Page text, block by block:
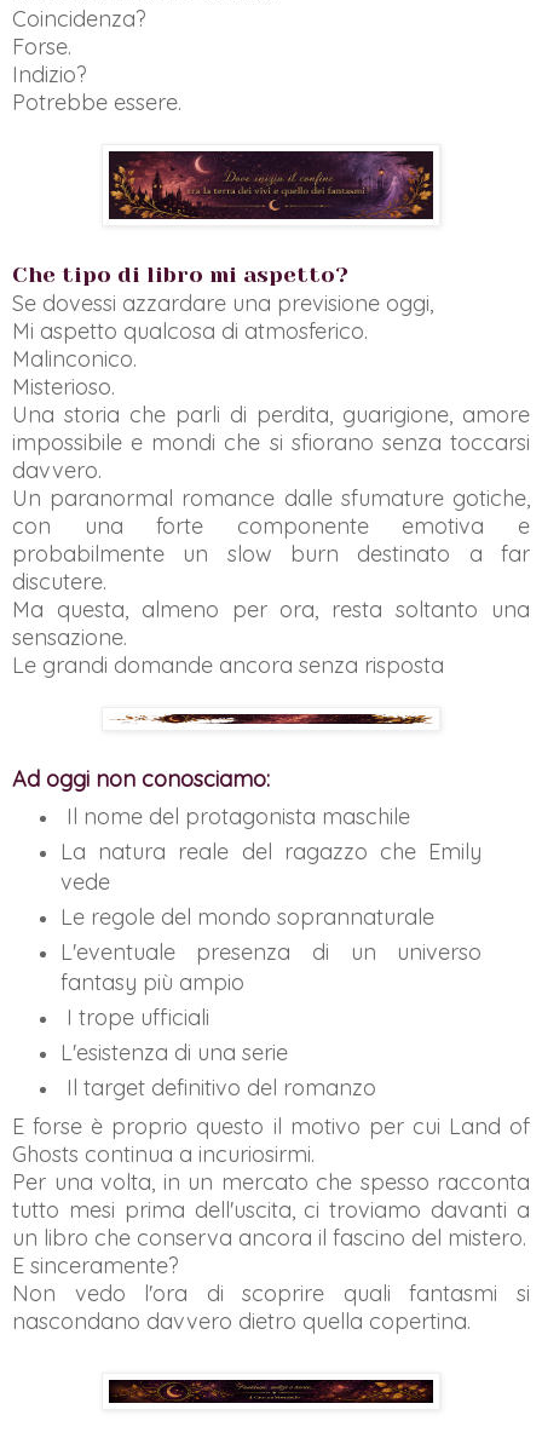
Coincidenza?
Forse.
Indizio?
Potrebbe essere.
Che tipo di libro mi aspetto?
Se dovessi azzardare una previsione oggi,
Mi aspetto qualcosa di atmosferico.
Malinconico.
Misterioso.
Una storia che parli di perdita, guarigione, amore
impossibile e mondi che si sfiorano senza toccarsi
davvero.
Un paranormal romance dalle sfumature gotiche,
con una forte componente emotiva e
probabilmente un slow burn destinato a far
discutere.
Ma questa, almeno per ora, resta soltanto una
sensazione.
Le grandi domande ancora senza risposta
Ad oggi non conosciamo:
Il nome del protagonista maschile
La natura reale del ragazzo che Emily
vede
Le regole del mondo soprannaturale
L'eventuale presenza di un universo
fantasy più ampio
I trope ufficiali
L'esistenza di una serie
Il target definitivo del romanzo
E forse è proprio questo il motivo per cui Land of
Ghosts continua a incuriosirmi.
Per una volta, in un mercato che spesso racconta
tutto mesi prima dell'uscita, ci troviamo davanti a
un libro che conserva ancora il fascino del mistero.
E sinceramente?
Non vedo l'ora di scoprire quali fantasmi si
nascondano davvero dietro quella copertina.